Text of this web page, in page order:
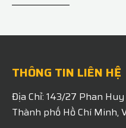
THÔNG TIN LIÊN HỆ
Địa Chỉ: 143/27 Phan
Thành phố Hồ Chí Minh,